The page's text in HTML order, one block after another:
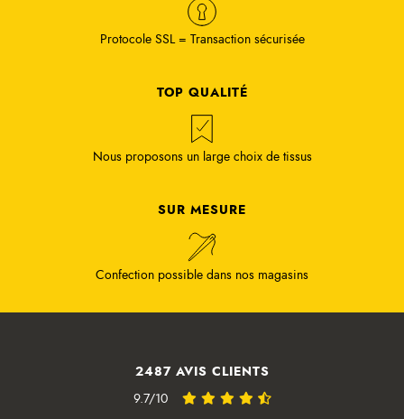
Protocole SSL = Transaction sécurisée
TOP QUALITÉ
Nous proposons un large choix de tissus
SUR MESURE
Confection possible dans nos magasins
2487 AVIS CLIENTS
9.7/10